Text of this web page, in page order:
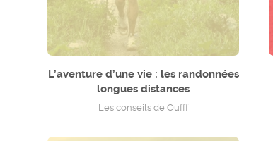
L’aventure d’une vie : les randonnées
longues distances
Les conseils de Oufff